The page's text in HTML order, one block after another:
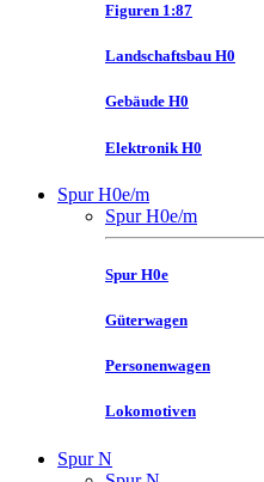
Figuren 1:87
Landschaftsbau H0
Gebäude H0
Elektronik H0
Spur H0e/m
Spur H0e/m
Spur H0e
Güterwagen
Personenwagen
Lokomotiven
Spur N